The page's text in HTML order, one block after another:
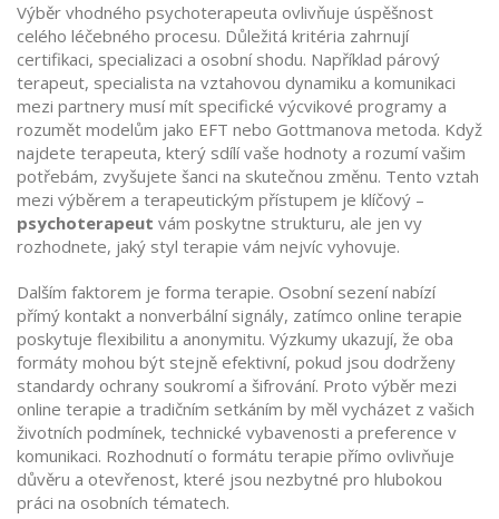
Výběr vhodného psychoterapeuta ovlivňuje úspěšnost
celého léčebného procesu. Důležitá kritéria zahrnují
certifikaci, specializaci a osobní shodu. Například párový
terapeut, specialista na vztahovou dynamiku a komunikaci
mezi partnery musí mít specifické výcvikové programy a
rozumět modelům jako EFT nebo Gottmanova metoda. Když
najdete terapeuta, který sdílí vaše hodnoty a rozumí vašim
potřebám, zvyšujete šanci na skutečnou změnu. Tento vztah
mezi výběrem a terapeutickým přístupem je klíčový –
psychoterapeut vám poskytne strukturu, ale jen vy
rozhodnete, jaký styl terapie vám nejvíc vyhovuje.
Dalším faktorem je forma terapie. Osobní sezení nabízí
přímý kontakt a nonverbální signály, zatímco online terapie
poskytuje flexibilitu a anonymitu. Výzkumy ukazují, že oba
formáty mohou být stejně efektivní, pokud jsou dodrženy
standardy ochrany soukromí a šifrování. Proto výběr mezi
online terapie a tradičním setkáním by měl vycházet z vašich
životních podmínek, technické vybavenosti a preference v
komunikaci. Rozhodnutí o formátu terapie přímo ovlivňuje
důvěru a otevřenost, které jsou nezbytné pro hlubokou
práci na osobních tématech.